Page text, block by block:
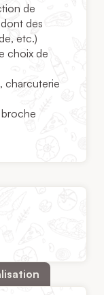
de
des
etc.)
choix de
charcuterie
broche